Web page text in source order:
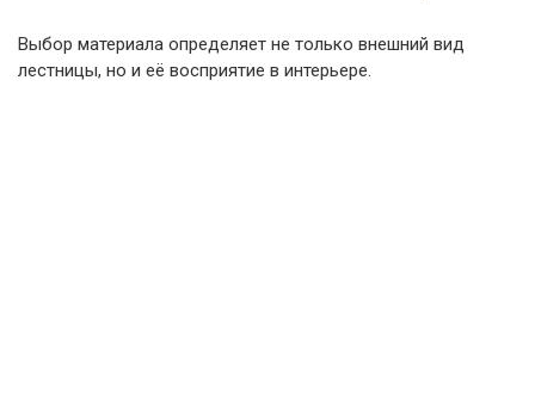
Выбор материала определяет не только внешний вид
лестницы, но и её восприятие в интерьере.